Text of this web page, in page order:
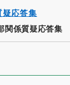
疑応答集
関係質疑応答